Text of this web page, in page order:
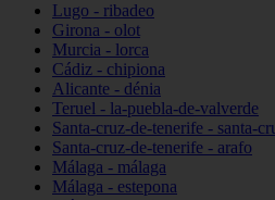
Lugo - ribadeo
Girona - olot
Murcia - lorca
Cádiz - chipiona
Alicante - dénia
Teruel - la-puebla-de-valverde
Santa-cruz-de-tenerife - santa-
Santa-cruz-de-tenerife - arafo
Málaga - málaga
Málaga - estepona